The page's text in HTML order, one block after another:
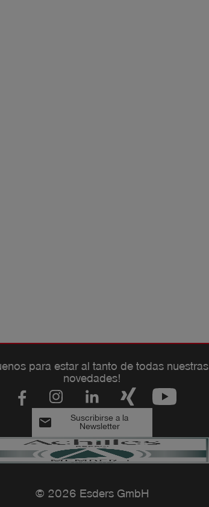
para estar al tanto de todas nuestras
novedades!
email
Suscribirse a la
Newsletter
© 2026 Esders GmbH